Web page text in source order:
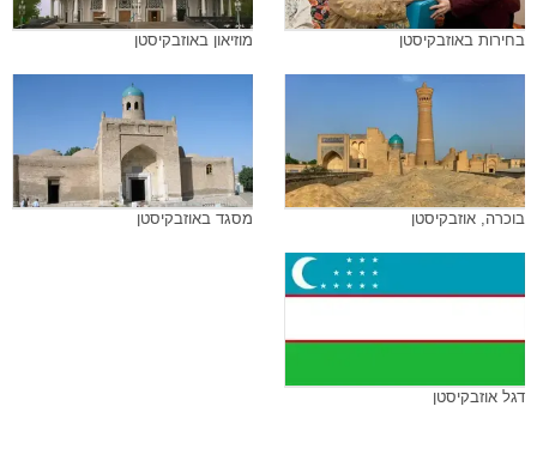
בחירות באוזבקיסטן מוזיאון באוזבקיסטן
בוכרה, אוזבקיסטן מסגד באוזבקיסטן
דגל אוזבקיסטן